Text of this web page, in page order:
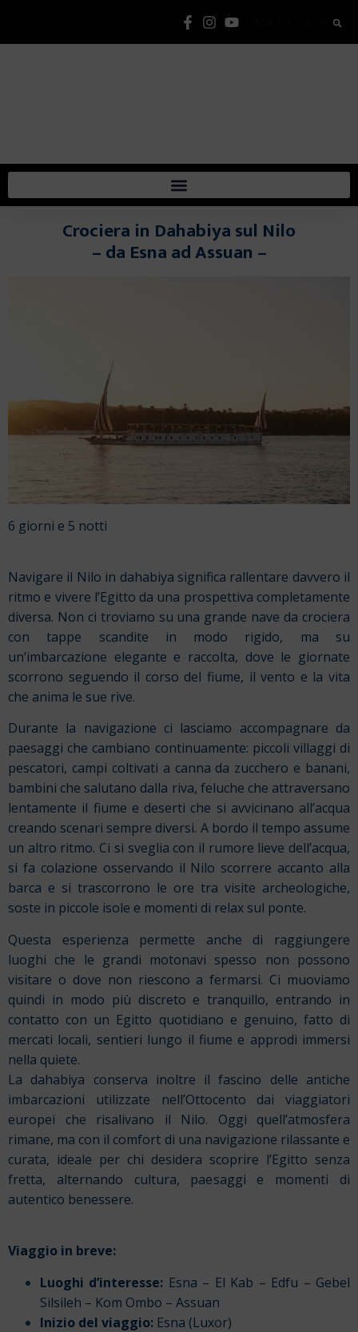
Crociera in Dahabiya sul Nilo
– da Esna ad Assuan –
6 giorni e 5 notti
Navigare il Nilo in dahabiya significa rallentare davvero il
ritmo e vivere l’Egitto da una prospettiva completamente
diversa. Non ci troviamo su una grande nave da crociera
con tappe scandite in modo rigido, ma su
un’imbarcazione elegante e raccolta, dove le giornate
scorrono seguendo il corso del fiume, il vento e la vita
che anima le sue rive.
Durante la navigazione ci lasciamo accompagnare da
paesaggi che cambiano continuamente: piccoli villaggi di
pescatori, campi coltivati a canna da zucchero e banani,
bambini che salutano dalla riva, feluche che attraversano
lentamente il fiume e deserti che si avvicinano all’acqua
creando scenari sempre diversi. A bordo il tempo assume
un altro ritmo. Ci si sveglia con il rumore lieve dell’acqua,
si fa colazione osservando il Nilo scorrere accanto alla
barca e si trascorrono le ore tra visite archeologiche,
soste in piccole isole e momenti di relax sul ponte.
Questa esperienza permette anche di raggiungere
luoghi che le grandi motonavi spesso non possono
visitare o dove non riescono a fermarsi. Ci muoviamo
quindi in modo più discreto e tranquillo, entrando in
contatto con un Egitto quotidiano e genuino, fatto di
mercati locali, sentieri lungo il fiume e approdi immersi
nella quiete.
La dahabiya conserva inoltre il fascino delle antiche
imbarcazioni utilizzate nell’Ottocento dai viaggiatori
europei che risalivano il Nilo. Oggi quell’atmosfera
rimane, ma con il comfort di una navigazione rilassante e
curata, ideale per chi desidera scoprire l’Egitto senza
fretta, alternando cultura, paesaggi e momenti di
autentico benessere.
Viaggio in breve:
Luoghi d’interesse: Esna – El Kab – Edfu – Gebel
Silsileh – Kom Ombo – Assuan
Inizio del viaggio: Esna (Luxor)